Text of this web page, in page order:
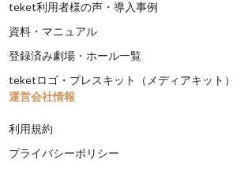
teket利用者様の声・導入事例
資料・マニュアル
登録済み劇場・ホール一覧
teketロゴ・プレスキット（メディアキット）
運営会社情報
利用規約
プライバシーポリシー